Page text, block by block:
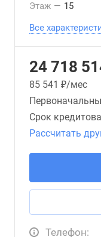
Этаж — 15
Все
24 718
85 541 ₽/мес
Срок
Рассчитать
Телефон: